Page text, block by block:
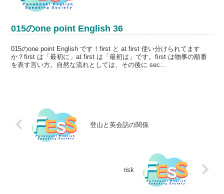
015のone point English 36
015のone point English です！first と at first 使い分けられてます
か？first は「最初に」at first は「最初は」です。first は物事の順番
を表す言い方。自然な流れとしては、その後に sec...
登山と英会話の関係
risk